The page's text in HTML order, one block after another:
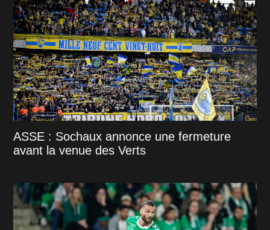
ASSE : Sochaux annonce une fermeture
avant la venue des Verts